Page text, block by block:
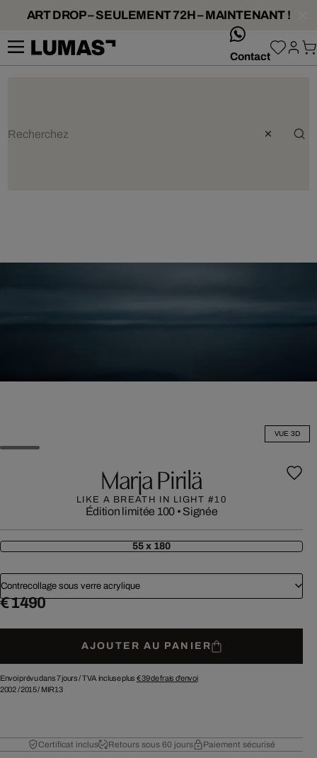
ART DROP – SEULEMENT 72H – MAINTENANT !
Contact
VUE 3D
Marja Pirilä
LIKE A BREATH IN LIGHT #10
Édition limitée 100 • Signée
55 x 180
Contrecollage sous verre acrylique
€ 1 490
AJOUTER AU PANIER
Envoi prévu dans 7 jours /TVA incluse plus € 39de frais d'envoi
2002/2015/ MIR13
Certificat inclus Retours sous 60 jours Paiement sécurisé